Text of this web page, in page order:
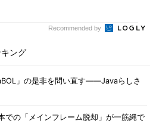
Recommended by
ング
」の是非を問い直す――Javaらしさ
での「メインフレーム脱却」が一筋縄で